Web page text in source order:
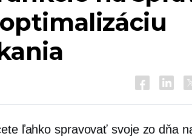
ľahko spravovať svoje zo dňa